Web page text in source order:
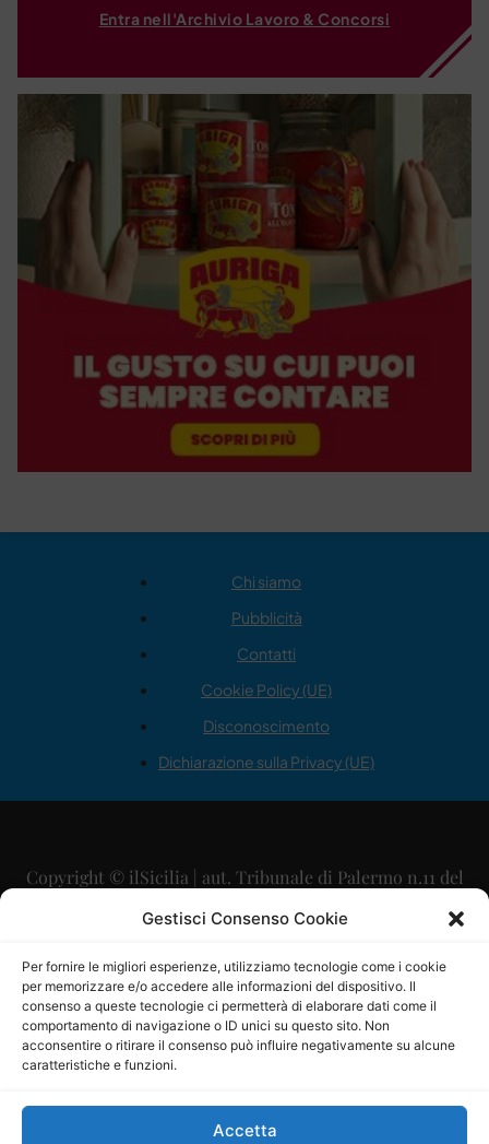
Gestisci Consenso Cookie
Per fornire le migliori esperienze, utilizziamo tecnologie come i cookie
per memorizzare e/o accedere alle informazioni del dispositivo. Il
consenso a queste tecnologie ci permetterà di elaborare dati come il
comportamento di navigazione o ID unici su questo sito. Non
acconsentire o ritirare il consenso può influire negativamente su alcune
caratteristiche e funzioni.
Accetta
Entra nell'Archivio Lavoro & Concorsi
Chi siamo
Pubblicità
Contatti
Cookie Policy (UE)
Disconoscimento
Dichiarazione sulla Privacy (UE)
Copyright © ilSicilia | aut. Tribunale di Palermo n.11 del
29/09/2015
Direttore Editoriale: Maurizio Scaglione
Direttore Responsabile: Maria Calabrese
P.IVA: 06334930820